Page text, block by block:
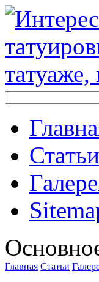
Стaтьи
Главная Стaтьи